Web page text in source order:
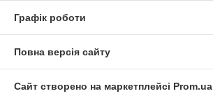
Графік роботи
Повна версія сайту
Сайт створено на маркетплейсі Prom.ua